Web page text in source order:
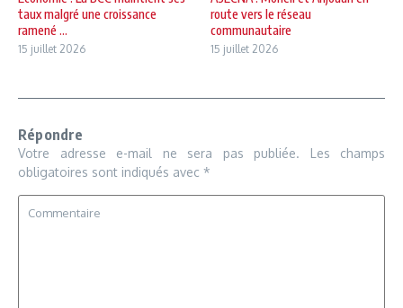
taux malgré une croissance
ramené ...
15 juillet 2026
route vers le réseau
communautaire
15 juillet 2026
Répondre
Votre adresse e-mail ne sera pas publiée.
Les champs
obligatoires sont indiqués avec *